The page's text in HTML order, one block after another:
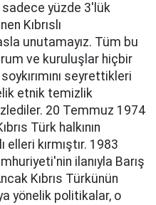
sadece yüzde 3'lük
Kıbrıslı
unutamayız. Tüm bu
ve kuruluşlar hiçbir
seyrettikleri
etnik temizlik
20 Temmuz 1974
Türk halkının
elleri kırmıştır. 1983
ilanıyla Barış
Kıbrıs Türkünün
yönelik politikalar, o